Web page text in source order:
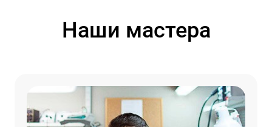
Наши мастера